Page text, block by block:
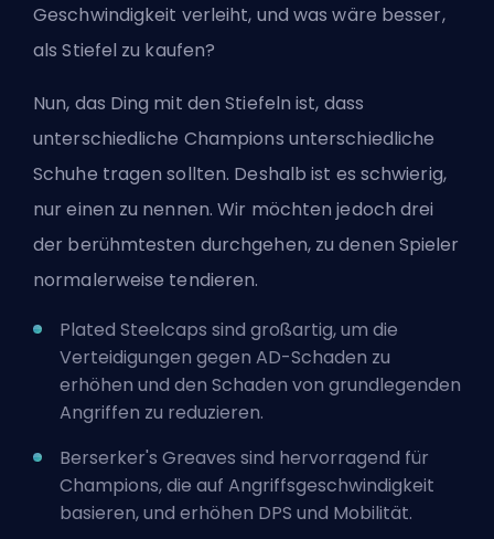
Geschwindigkeit verleiht, und was wäre besser,
als Stiefel zu kaufen?
Nun, das Ding mit den Stiefeln ist, dass
unterschiedliche Champions unterschiedliche
Schuhe tragen sollten. Deshalb ist es schwierig,
nur einen zu nennen. Wir möchten jedoch drei
der berühmtesten durchgehen, zu denen Spieler
normalerweise tendieren.
Plated Steelcaps sind großartig, um die
Verteidigungen gegen AD-Schaden zu
erhöhen und den Schaden von grundlegenden
Angriffen zu reduzieren.
Berserker's Greaves sind hervorragend für
Champions, die auf Angriffsgeschwindigkeit
basieren, und erhöhen DPS und Mobilität.